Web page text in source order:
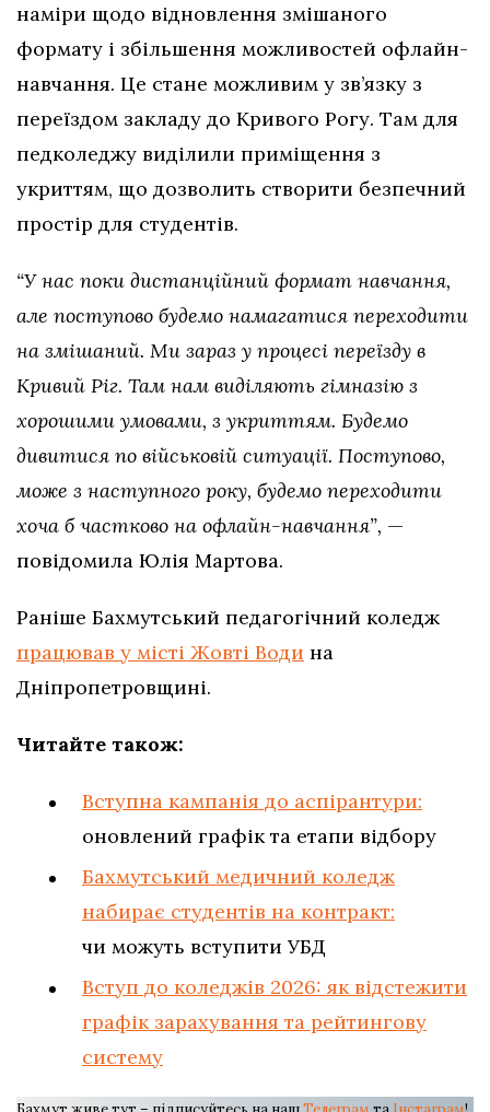
наміри щодо відновлення змішаного
формату і збільшення можливостей офлайн-
навчання. Це стане можливим у зв’язку з
переїздом закладу до Кривого Рогу. Там для
педколеджу виділили приміщення з
укриттям, що дозволить створити безпечний
простір для студентів.
“У нас поки дистанційний формат навчання,
але поступово будемо намагатися переходити
на змішаний. Ми зараз у процесі переїзду в
Кривий Ріг. Там нам виділяють гімназію з
хорошими умовами, з укриттям. Будемо
дивитися по військовій ситуації. Поступово,
може з наступного року, будемо переходити
хоча б частково на офлайн-навчання”, —
повідомила Юлія Мартова.
Раніше Бахмутський педагогічний коледж
працював у місті Жовті Води на
Дніпропетровщині.
Читайте також:
Вступна кампанія до аспірантури:
оновлений графік та етапи відбору
Бахмутський медичний коледж
набирає студентів на контракт:
чи можуть вступити УБД
Вступ до коледжів 2026: як відстежити
графік зарахування та рейтингову
систему